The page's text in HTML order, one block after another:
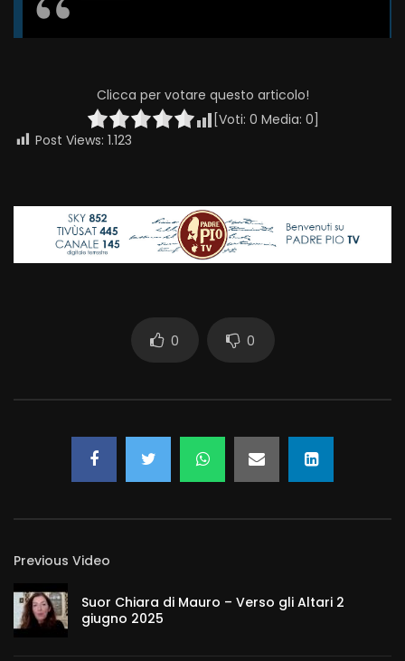
Clicca per votare questo articolo!
[Voti: 0 Media: 0]
Post Views: 1.123
0 0
Previous Video
Suor Chiara di Mauro – Verso gli Altari 2
giugno 2025